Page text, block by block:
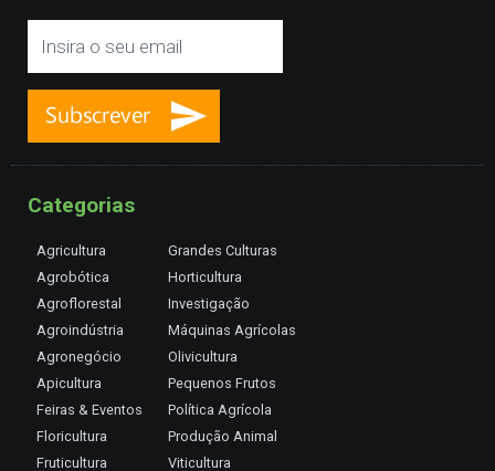
Categorias
Agricultura
Agrobótica
Agroflorestal
Agroindústria
Agronegócio
Apicultura
Feiras & Eventos
Floricultura
Fruticultura
Grandes Culturas
Horticultura
Investigação
Máquinas Agrícolas
Olivicultura
Pequenos Frutos
Política Agrícola
Produção Animal
Viticultura